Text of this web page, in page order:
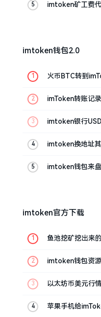
imtoken矿工费
imtoken钱包2.0
火币BTC转到
imToken转账记
imtoken银行
imtoken换地址
imtoken钱包来
imtoken官方下载
鱼池挖矿挖出来
imtoken钱包资
以太坊币美元行
苹果手机给